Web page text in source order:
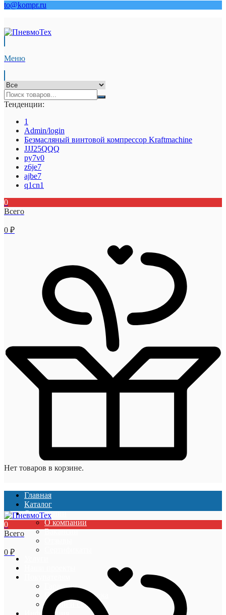
to@kompr.ru
Меню
Тенденции:
1
Admin/login
Безмасляный винтовой компрессор Kraftmaсhine
JJJ25QQQ
py7v0
z6je7
ajbe7
q1cn1
0
Всего
0 ₽
Нет товаров в корзине.
Главная
Каталог
О компании
О компании
Вакансии
Гарантии
Оплата и доставка
Акции и скидки
0
Всего
0 ₽